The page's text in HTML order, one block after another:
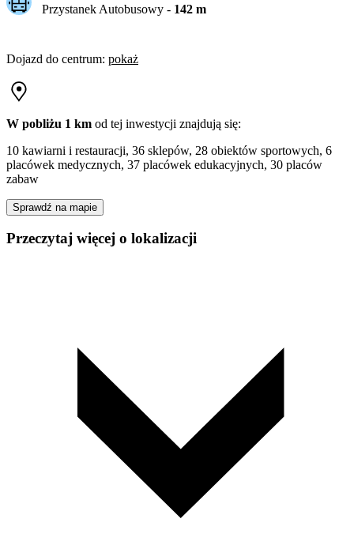
Przystanek Autobusowy - 142m
Dojazd do centrum: pokaż
W pobliżu 1 km od tej inwestycji znajdują się:
10 kawiarni i restauracji, 36 sklepów, 28 obiektów sportowych, 6
placówek medycznych, 37 placówek edukacyjnych, 30 placów
zabaw
Sprawdź na mapie
Przeczytaj więcej o lokalizacji